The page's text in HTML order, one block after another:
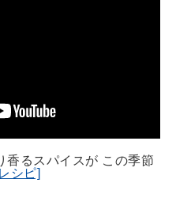
香るスパイスが この季節
シピ]